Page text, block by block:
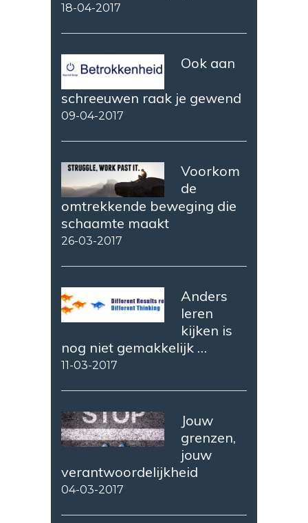
18-04-2017
Ook aan
schreeuwen raak je gewend
09-04-2017
Voorkom
de
omtrekkende beweging die
schaamte maakt
26-03-2017
Anders
leren
kijken is
nog niet gemakkelijk …
11-03-2017
Jouw
grenzen,
jouw
verantwoordelijkheid
04-03-2017